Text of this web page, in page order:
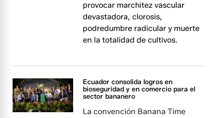
provocar marchitez vascular
devastadora, clorosis,
podredumbre radicular y muerte
en la totalidad de cultivos.
Ecuador consolida logros en
bioseguridad y en comercio para el
sector bananero
La convención Banana Time